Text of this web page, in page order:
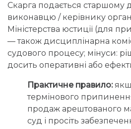
Скарга подається старшому
виконавцю / керівнику
Міністерства юстиції (для
— також дисциплінарна
судового процесу; мінуси:
досить оперативні або
Практичне правило:
термінового
продаж арештованого
суд і просіть